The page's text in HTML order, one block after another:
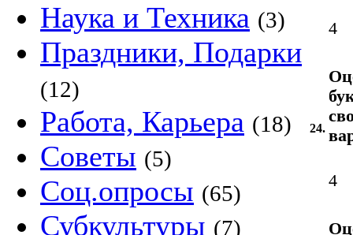
Наука и Техника (3)
Праздники, Подарки
(12)
Работа, Карьера (18)
Советы (5)
Соц.опросы (65)
Субкультуры (7)
4
24.
4